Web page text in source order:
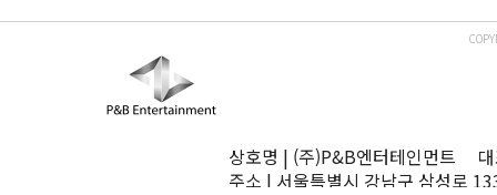
상호명 | (주)P&B엔터테인먼트
주소 | 서울특별시 강남구 삼성로